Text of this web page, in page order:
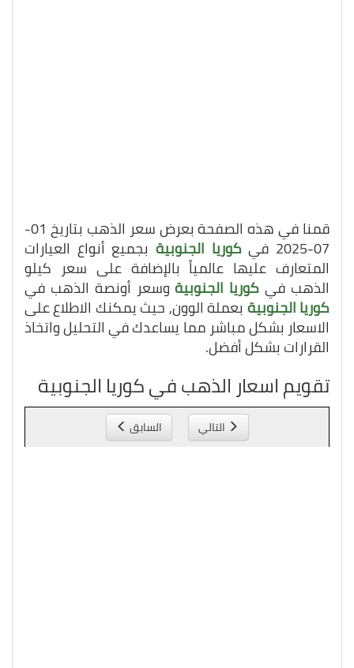
قمنا في هذه الصفحة بعرض سعر الذهب بتاريخ 01-
07-2025 في كوريا الجنوبية بجميع أنواع العيارات
المتعارف عليها عالمياً بالإضافة على سعر كيلو
الذهب في كوريا الجنوبيةوسعر أونصة الذهب في
كوريا الجنوبية بعملة الوون, حيث يمكنك الاطلاع على
الاسعار بشكل مباشر مما يساعدك في التحليل واتخاذ
القرارات بشكل أفضل.
تقويم اسعار الذهب في كوريا الجنوبية
التالي السابق